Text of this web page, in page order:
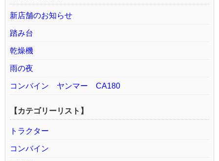
新店舗のお知らせ
踏み台
乾燥機
雨の夜
コンバイン ヤンマー CA180
【カテゴリーリスト】
トラクター
コンバイン